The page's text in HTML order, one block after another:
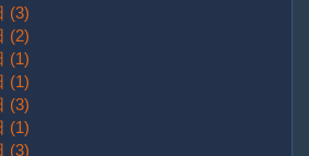
(3)
(2)
(1)
(1)
(3)
(1)
(3)